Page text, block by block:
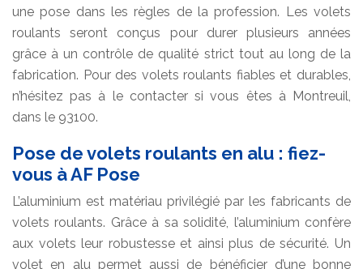
une pose dans les règles de la profession. Les volets
roulants seront conçus pour durer plusieurs années
grâce à un contrôle de qualité strict tout au long de la
fabrication. Pour des volets roulants fiables et durables,
n’hésitez pas à le contacter si vous êtes à Montreuil,
dans le 93100.
Pose de volets roulants en alu : fiez-
vous à AF Pose
L’aluminium est matériau privilégié par les fabricants de
volets roulants. Grâce à sa solidité, l’aluminium confère
aux volets leur robustesse et ainsi plus de sécurité. Un
volet en alu permet aussi de bénéficier d’une bonne